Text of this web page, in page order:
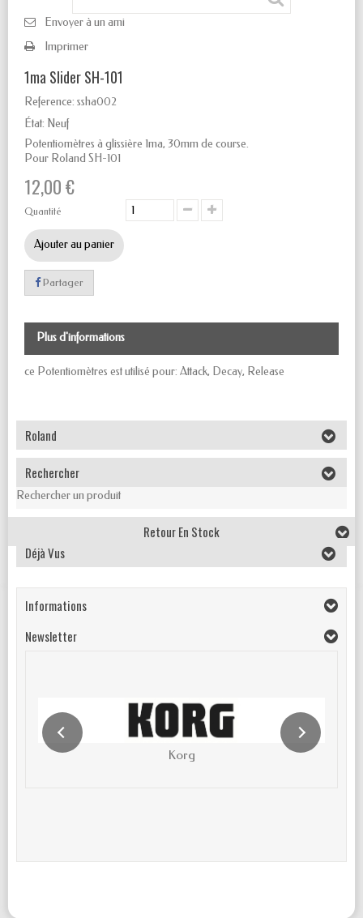
Envoyer à un ami
Imprimer
1ma Slider SH-101
Reference: ssha002
État: Neuf
Potentiomètres à glissière 1ma, 30mm de course.
Pour Roland SH-101
12,00 €
Quantité
Ajouter au panier
Partager
Plus d'informations
ce Potentiomètres est utilisé pour: Attack, Decay, Release
Roland
Rechercher
Rechercher un produit
Retour En Stock
Déjà Vus
Informations
Newsletter
Korg